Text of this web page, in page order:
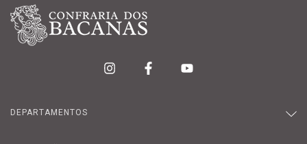
DEPARTAMENTOS